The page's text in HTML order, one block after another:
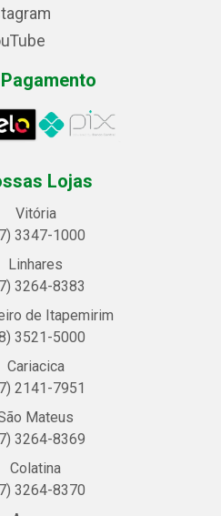
Lojas
Vitória
3347-1000
Linhares
3264-8383
de Itapemirim
3521-5000
Cariacica
2141-7951
Mateus
3264-8369
Colatina
3264-8370